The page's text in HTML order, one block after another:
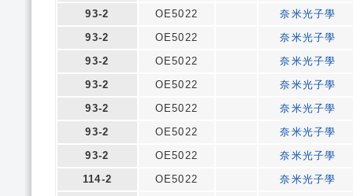
93-2
OE5022
奈米光子學
93-2
OE5022
奈米光子學
93-2
OE5022
奈米光子學
93-2
OE5022
奈米光子學
93-2
OE5022
奈米光子學
93-2
OE5022
奈米光子學
93-2
OE5022
奈米光子學
114-2
OE5022
奈米光子學